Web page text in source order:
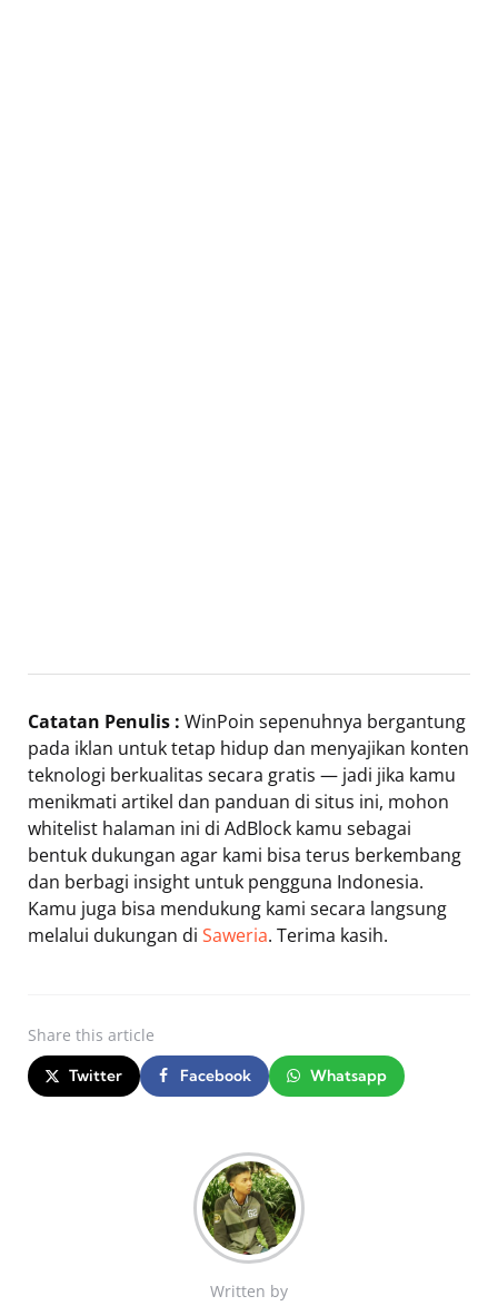
Catatan Penulis : WinPoin sepenuhnya bergantung
pada iklan untuk tetap hidup dan menyajikan konten
teknologi berkualitas secara gratis — jadi jika kamu
menikmati artikel dan panduan di situs ini, mohon
whitelist halaman ini di AdBlock kamu sebagai
bentuk dukungan agar kami bisa terus berkembang
dan berbagi insight untuk pengguna Indonesia.
Kamu juga bisa mendukung kami secara langsung
melalui dukungan di Saweria. Terima kasih.
Share this article
Twitter Facebook Whatsapp
Written by